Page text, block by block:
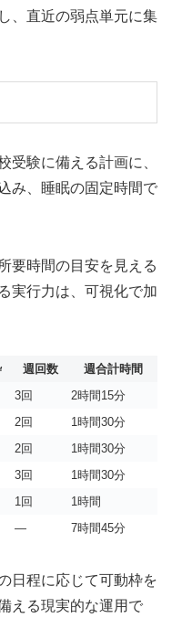
、直近の弱点単元に集
受験に備える計画に、
み、睡眠の固定時間で
要時間の目安を見える
実行力は、可視化で加
週回数
週合計時間
3回
2時間15分
2回
1時間30分
2回
1時間30分
3回
1時間30分
1回
1時間
— 7時間45分
日程に応じて可動枠を
える現実的な運用で